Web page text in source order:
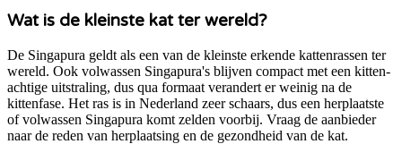
Wat is de kleinste kat ter wereld?
De Singapura geldt als een van de kleinste erkende kattenrassen ter
wereld. Ook volwassen Singapura's blijven compact met een kitten-
achtige uitstraling, dus qua formaat verandert er weinig na de
kittenfase. Het ras is in Nederland zeer schaars, dus een herplaatste
of volwassen Singapura komt zelden voorbij. Vraag de aanbieder
naar de reden van herplaatsing en de gezondheid van de kat.